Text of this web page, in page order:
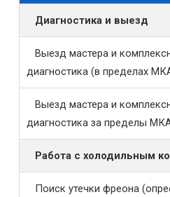
Диагностика и выезд
Выезд мастера и
диагностика (в пределах
Выезд мастера и
диагностика за пределы
Работа с холодильным
Поиск утечки фреона